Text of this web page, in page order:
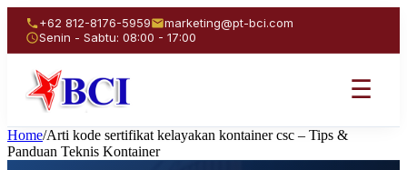
+62 812-8176-5959
marketing@pt-bci.com
Senin - Sabtu: 08:00 - 17:00
☰
Home/Arti kode sertifikat kelayakan kontainer csc – Tips &
Panduan Teknis Kontainer